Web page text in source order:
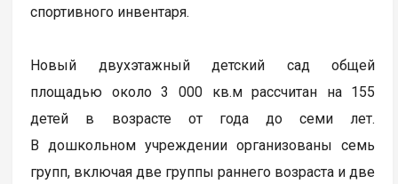
спортивного инвентаря.
Новый двухэтажный детский сад общей
площадью около 3 000 кв.м рассчитан на 155
детей в возрасте от года до семи лет.
В дошкольном учреждении организованы семь
групп, включая две группы раннего возраста и две